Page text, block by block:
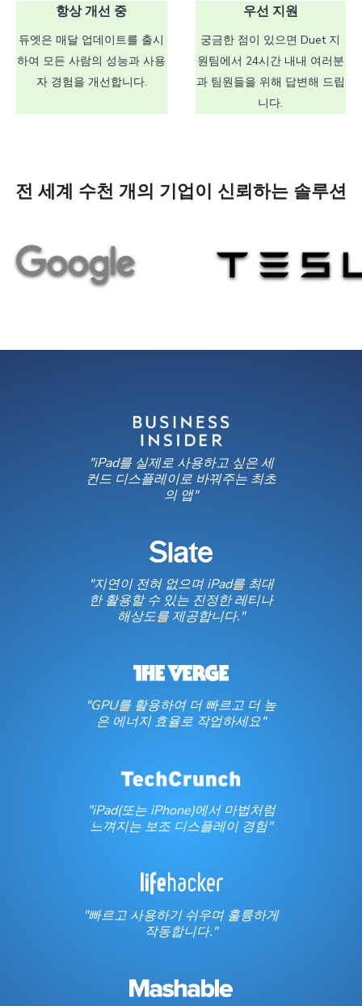
항상 개선 중
듀엣은 매달 업데이트를 출시
하여 모든 사람의 성능과 사용
자 경험을 개선합니다.
우선 지원
궁금한 점이 있으면 Duet 지
원팀에서 24시간 내내 여러분
과 팀원들을 위해 답변해 드립
니다.
전 세계 수천 개의 기업이 신뢰하는 솔루션
"iPad를 실제로 사용하고 싶은 세
컨드 디스플레이로 바꿔주는 최초
의 앱"
"지연이 전혀 없으며 iPad를 최대
한 활용할 수 있는 진정한 레티나
해상도를 제공합니다."
"GPU를 활용하여 더 빠르고 더 높
은 에너지 효율로 작업하세요"
"iPad(또는 iPhone)에서 마법처럼
느껴지는 보조 디스플레이 경험"
"빠르고 사용하기 쉬우며 훌륭하게
작동합니다."